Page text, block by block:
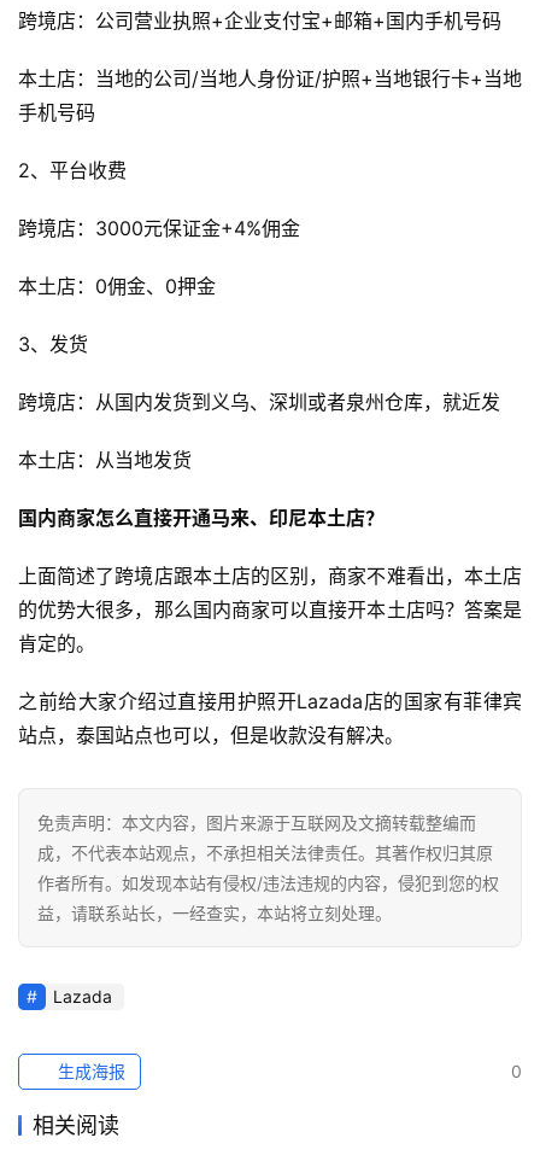
首
球
店
跨
境
百
科
社
媒
营
境
导
航
跨境店：公司营业执照+企业支付宝+邮箱+国内手机号码
本土店：当地的公司/当地人身份证/护照+当地银行卡+当地
手机号码
2、平台收费
跨境店：3000元保证金+4%佣金
本土店：0佣金、0押金
3、发货
跨境店：从国内发货到义乌、深圳或者泉州仓库，就近发
本土店：从当地发货
国内商家怎么直接开通马来、印尼本土店？
上面简述了跨境店跟本土店的区别，商家不难看出，本土店
的优势大很多，那么国内商家可以直接开本土店吗？答案是
肯定的。
之前给大家介绍过直接用护照开Lazada店的国家有菲律宾
站点，泰国站点也可以，但是收款没有解决。
免责声明：本文内容，图片来源于互联网及文摘转载整编而
成，不代表本站观点，不承担相关法律责任。其著作权归其原
作者所有。如发现本站有侵权/违法违规的内容，侵犯到您的权
益，请联系站长，一经查实，本站将立刻处理。
Lazada
0
生成海报
相关阅读